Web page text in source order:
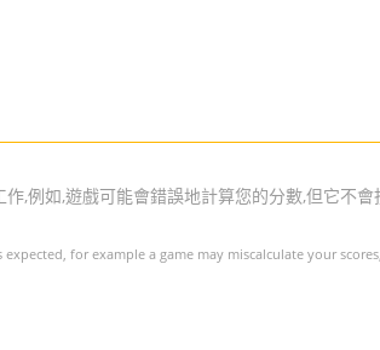
,例如,遊戲可能會錯誤地計算您的分數,但它不會
for example a game may miscalculate your